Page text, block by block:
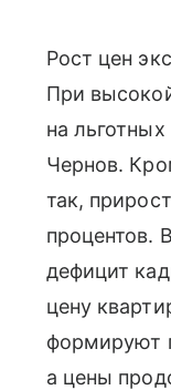
Рост цен
При
на
Чернов.
так,
процентов.
дефицит
цену
формируют
а цены